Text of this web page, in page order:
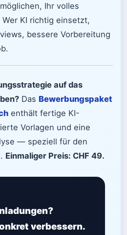
Ihr volles
KI richtig einsetzt,
bessere Vorbereitung
auf das
Das Bewerbungspaket
enthält fertige KI-
Vorlagen und eine
— speziell für den
Einmaliger Preis: CHF 49.
verbessern.